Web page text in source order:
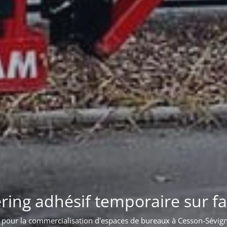
lumineuse sur
Pose d'une enseigne sur l'acrotère d'un bâtiment à Bordeaux